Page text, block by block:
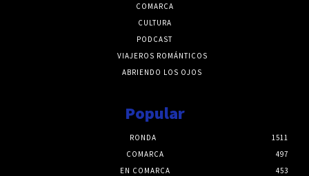
COMARCA
CULTURA
PODCAST
VIAJEROS ROMÁNTICOS
ABRIENDO LOS OJOS
Popular
RONDA
1511
COMARCA
497
EN COMARCA
453